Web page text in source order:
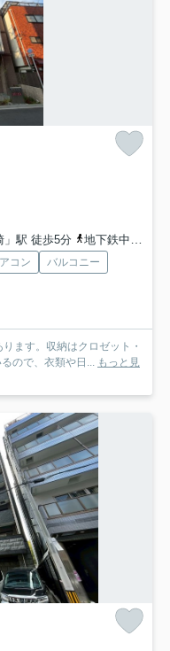
」駅 徒歩5分
地下鉄中央線「九条」駅 徒歩8分
コン
バルコニー
ます。収納はクロゼット・
ので、衣類や日... もっと見